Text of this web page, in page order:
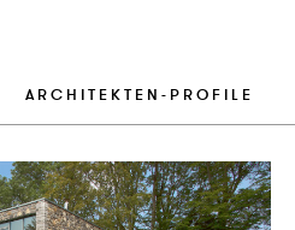
ARCHITEKTEN-PROFILE